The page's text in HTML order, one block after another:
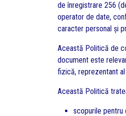
de înregistrare 256
operator de date,
caracter personal și
Această Politică de
document este
fizică, reprezentant
Această Politică
scopurile pentru